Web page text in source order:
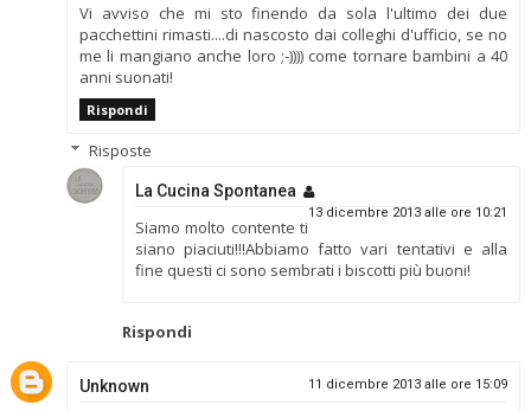
Vi avviso che mi sto finendo da sola l'ultimo dei due
pacchettini rimasti....di nascosto dai colleghi d'ufficio, se no
me li mangiano anche loro ;-)))) come tornare bambini a 40
anni suonati!
Rispondi
Risposte
La Cucina Spontanea
13 dicembre 2013 alle ore 10:21
Siamo molto contente ti
siano piaciuti!!!Abbiamo fatto vari tentativi e alla
fine questi ci sono sembrati i biscotti più buoni!
Rispondi
Unknown 11 dicembre 2013 alle ore 15:09